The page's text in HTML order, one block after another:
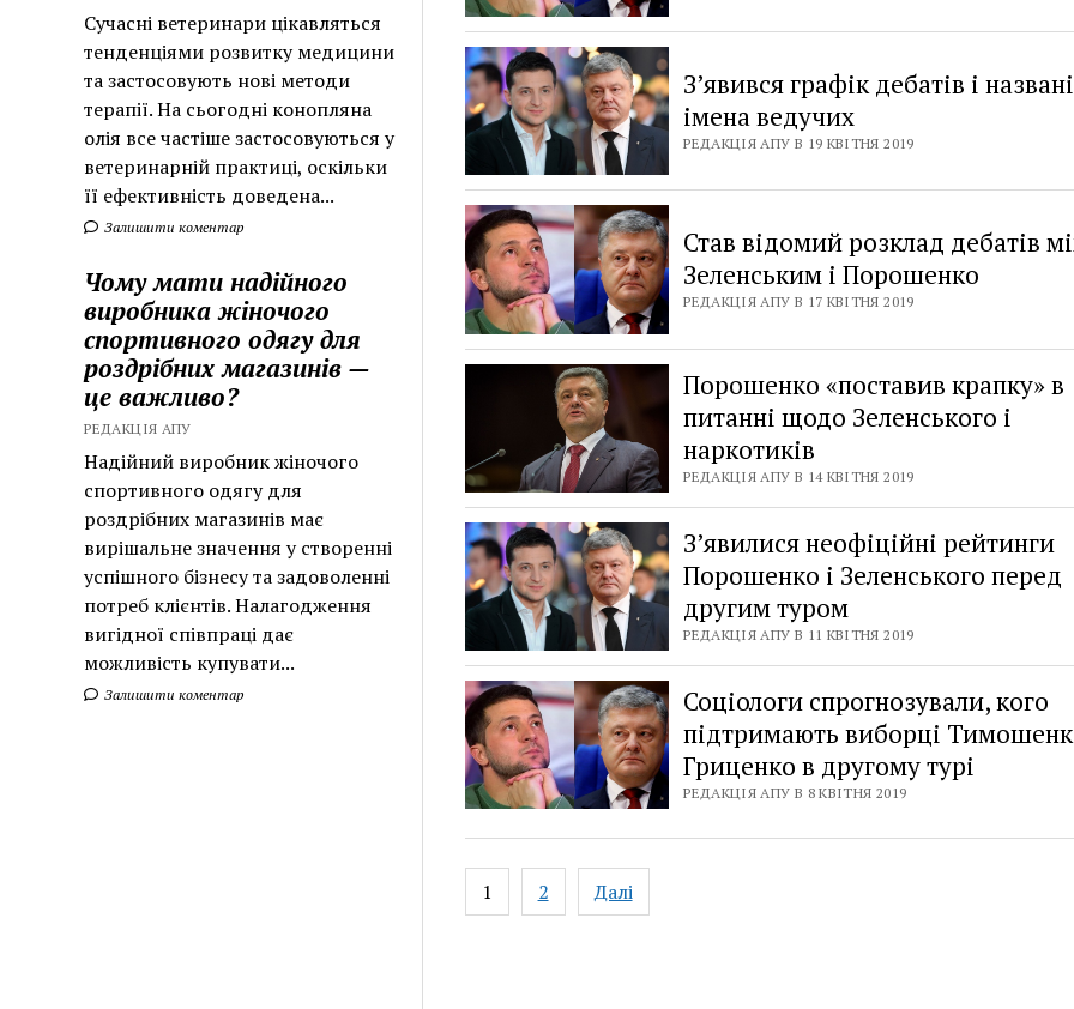
Сучасні ветеринари цікавляться
тенденціями розвитку медицини
та застосовують нові методи
терапії. На сьогодні конопляна
олія все частіше застосовуються у
ветеринарній практиці, оскільки
її ефективність доведена...
Залишити коментар
Чому мати надійного
виробника жіночого
спортивного одягу для
роздрібних магазинів —
це важливо?
РЕДАКЦІЯ АПУ
Надійний виробник жіночого
спортивного одягу для
роздрібних магазинів має
вирішальне значення у створенні
успішного бізнесу та задоволенні
потреб клієнтів. Налагодження
вигідної співпраці дає
можливість купувати...
Залишити коментар
З’явився графік дебатів і названі
імена ведучих
РЕДАКЦІЯ АПУ В 19 КВІТНЯ 2019
Став відомий розклад дебатів
Зеленським і Порошенко
РЕДАКЦІЯ АПУ В 17 КВІТНЯ 2019
Порошенко «поставив крапку» в
питанні щодо Зеленського і
наркотиків
РЕДАКЦІЯ АПУ В 14 КВІТНЯ 2019
З’явилися неофіційні рейтинги
Порошенко і Зеленського перед
другим туром
РЕДАКЦІЯ АПУ В 11 КВІТНЯ 2019
Соціологи спрогнозували, кого
підтримають виборці
Гриценко в другому турі
РЕДАКЦІЯ АПУ В 8 КВІТНЯ 2019
Posts
pagination
1 2 Далі